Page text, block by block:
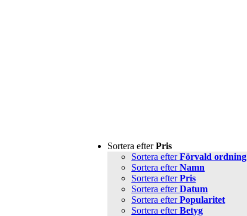
Sortera efterPris
Sortera efterFörvald ordning
Sortera efterNamn
Sortera efterPris
Sortera efterDatum
Sortera efterPopularitet
Sortera efterBetyg